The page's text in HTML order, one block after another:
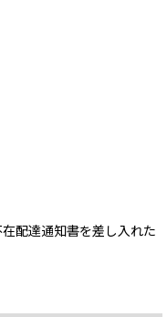
配達通知書を差し入れた